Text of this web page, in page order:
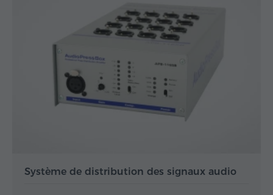
Système de distribution des signaux audio